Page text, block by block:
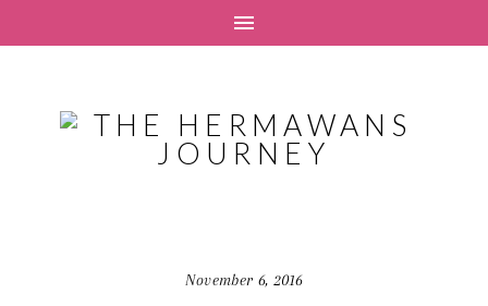
November 6, 2016